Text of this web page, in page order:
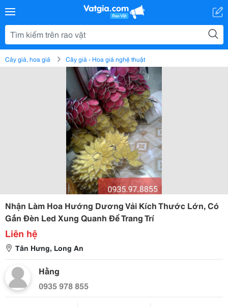
Cây giả, hoa giả Cây giả - Hoa giả nghệ thuật
Nhận Làm Hoa Hướng Dương Vải Kích Thước Lớn, Có
Gắn Đèn Led Xung Quanh Để Trang Trí
Liên hệ
Tân Hưng, Long An
Hằng
0935 978 855